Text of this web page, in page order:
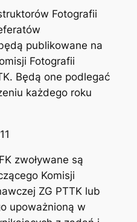
Fotografii
publikowane na
Fotografii
Będą one podlegać
każdego roku
zwoływane są
Komisji
ZG PTTK lub
upoważnioną w